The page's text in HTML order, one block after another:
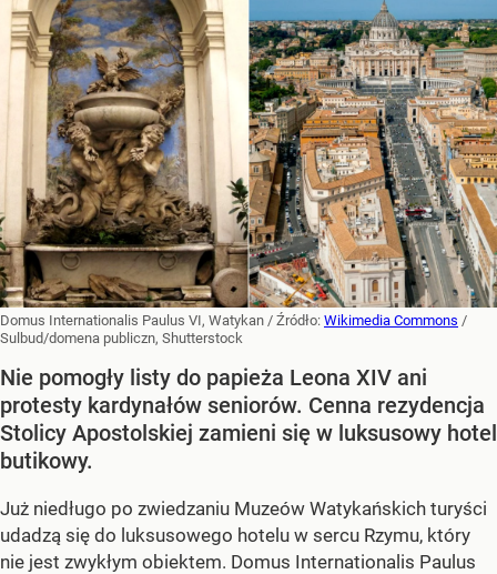
Domus Internationalis Paulus VI, Watykan / Źródło: Wikimedia Commons /
Sulbud/domena publiczn, Shutterstock
Nie pomogły listy do papieża Leona XIV ani
protesty kardynałów seniorów. Cenna rezydencja
Stolicy Apostolskiej zamieni się w luksusowy hotel
butikowy.
Już niedługo po zwiedzaniu Muzeów Watykańskich turyści
udadzą się do luksusowego hotelu w sercu Rzymu, który
nie jest zwykłym obiektem. Domus Internationalis Paulus